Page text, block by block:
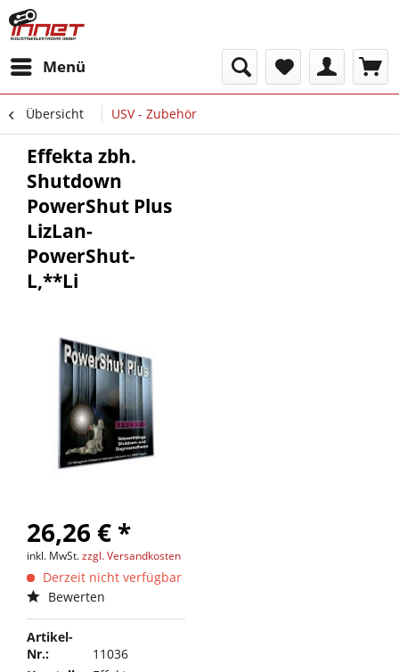
Menü
Übersicht USV - Zubehör
Effekta zbh.
Shutdown
PowerShut Plus
LizLan-
PowerShut-
L,**Li
26,26 € *
inkl. MwSt.zzgl. Versandkosten
Derzeit nicht verfügbar
Bewerten
Artikel-
Nr.:
11036